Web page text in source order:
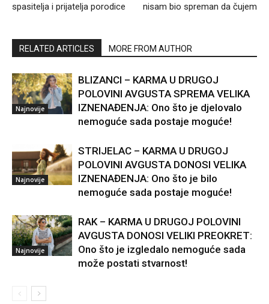
spasitelja i prijatelja porodice
nisam bio spreman da čujem
RELATED ARTICLES MORE FROM AUTHOR
Najnovije
BLIZANCI – KARMA U DRUGOJ
POLOVINI AVGUSTA SPREMA VELIKA
IZNENAĐENJA: Ono što je djelovalo
nemoguće sada postaje moguće!
Najnovije
STRIJELAC – KARMA U DRUGOJ
POLOVINI AVGUSTA DONOSI VELIKA
IZNENAĐENJA: Ono što je bilo
nemoguće sada postaje moguće!
Najnovije
RAK – KARMA U DRUGOJ POLOVINI
AVGUSTA DONOSI VELIKI PREOKRET:
Ono što je izgledalo nemoguće sada
može postati stvarnost!